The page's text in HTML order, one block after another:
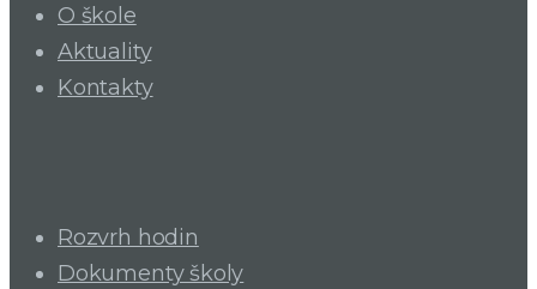
O škole
Aktuality
Kontakty
Rozvrh hodin
Dokumenty školy